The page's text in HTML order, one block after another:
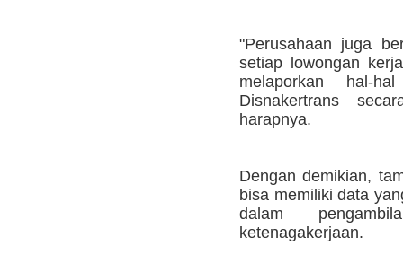
"Perusahaan juga
setiap lowongan
melaporkan hal-
Disnakertrans
harapnya.
Dengan demikian,
bisa memiliki data
dalam
ketenagakerjaan.